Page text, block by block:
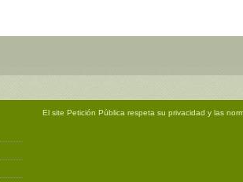
El site Petición Pública respeta su privacidad y las